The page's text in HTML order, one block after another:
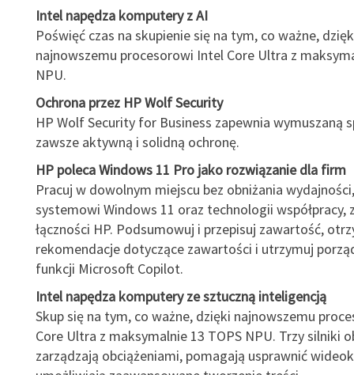
Intel napędza komputery z AI
Poświęć czas na skupienie się na tym, co ważne,
najnowszemu procesorowi Intel Core Ultra z
NPU.
Ochrona przez HP Wolf Security
HP Wolf Security for Business zapewnia wymuszaną
zawsze aktywną i solidną ochronę.
HP poleca Windows 11 Pro jako rozwiązanie dla firm
Pracuj w dowolnym miejscu bez obniżania
systemowi Windows 11 oraz technologii współpracy,
łączności HP. Podsumowuj i przepisuj zawartość,
rekomendacje dotyczące zawartości i utrzymuj
funkcji Microsoft Copilot.
Intel napędza komputery ze sztuczną inteligencją
Skup się na tym, co ważne, dzięki najnowszemu
Core Ultra z maksymalnie 13 TOPS NPU. Trzy silniki
zarządzają obciążeniami, pomagają usprawnić